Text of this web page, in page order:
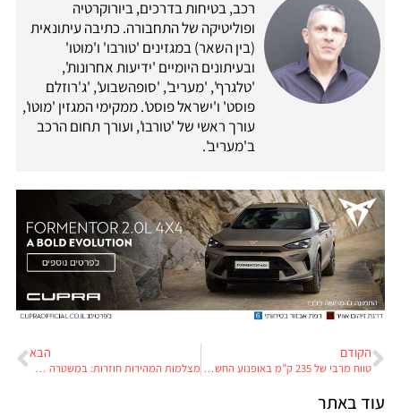
רכב, בטיחות בדרכים, ביורוקרטיה
ופוליטיקה של התחבורה. כתיבה עיתונאית
(בין השאר) במגזינים 'טורבו' ו'מוטו'
ובעיתונים היומיים 'ידיעות אחרונות',
'טלגרף', 'מעריב', 'סופהשבוע', 'ג'רוזלם
פוסט' ו'ישראל פוסט'. ממקימי המגזין 'מוטו',
עורך ראשי של 'טורבו', ועורך תחום הרכב
ב'מעריב'.
הקודם
טווח מרבי של 235 ק”מ באופנוע החשמלי של הארלי דייוידסון
הבא
מצלמות המהירות חוזרות: במשטרה סומכים על זה שהציבור מטומטם
עוד באתר